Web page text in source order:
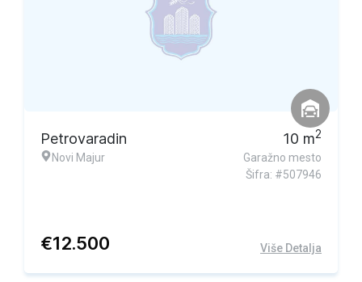
Petrovaradin
Novi Majur
10 m2
Garažno mesto
Šifra: #507946
€12.500 Više Detalja